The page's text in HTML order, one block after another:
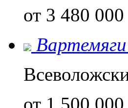
от 3 480 000
от 1 500 000